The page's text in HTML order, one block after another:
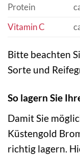
Protein
Vitamin C
Bitte beachten
Sorte und
So lagern Sie
Damit Sie
Küstengold
richtig lagern.